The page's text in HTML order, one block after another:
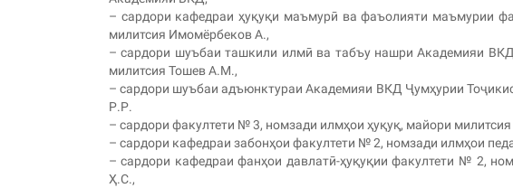
– сардори кафедраи ҳуқуқи маъмурӣ ва фаъолияти маъмурии
милитсия Имомёрбеков А.,
– сардори шуъбаи ташкили илмӣ ва табъу нашри Академияи
милитсия Тошев А.М.,
– сардори шуъбаи адъюнктураи Академияи ВКД Ҷумҳурии
Р.Р.
– сардори факултети № 3, номзади илмҳои ҳуқуқ, майори
– сардори кафедраи забонҳои факултети № 2, номзади илмҳои
– сардори кафедраи фанҳои давлатӣ-ҳуқуқии факултети № 2,
Ҳ.С.,